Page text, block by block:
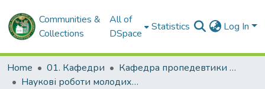
Communities &
Collections
All of
DSpace
Statistics Log In
Home 01. Кафедри
Кафедра пропедевтики внутрішньої медицини № 1, основ біоетики та біобезпеки
Наукові роботи молодих дослідників. Кафедра пропедевтики внутрішньої медицини № 1, основ біоетики та біобезпеки